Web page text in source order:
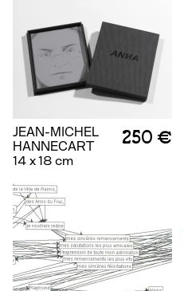
JEAN-MICHEL
HANNECART
14 x 18 cm
250 €